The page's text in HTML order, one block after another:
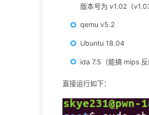
版本号为 v1.02（
qemu v5.2
Ubuntu 18.04
ida 7.5（能搞 mips 反
直接运行如下：